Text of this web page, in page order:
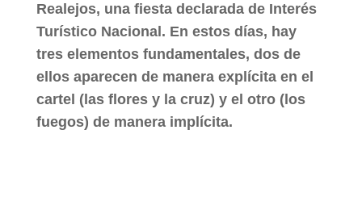
Realejos, una fiesta declarada de Interés
Turístico Nacional. En estos días, hay
tres elementos fundamentales, dos de
ellos aparecen de manera explícita en el
cartel (las flores y la cruz) y el otro (los
fuegos) de manera implícita.